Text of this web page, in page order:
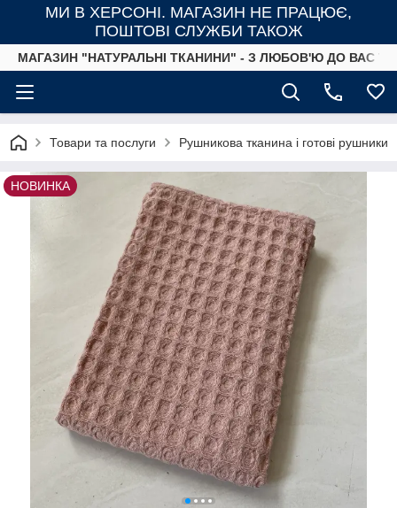
МИ В ХЕРСОНІ. МАГАЗИН НЕ ПРАЦЮЄ,
ПОШТОВІ СЛУЖБИ ТАКОЖ
МАГАЗИН "НАТУРАЛЬНІ ТКАНИНИ" - З ЛЮБОВ'Ю ДО ВАС
Товари та послуги Рушникова тканина і готові рушники
НОВИНКА